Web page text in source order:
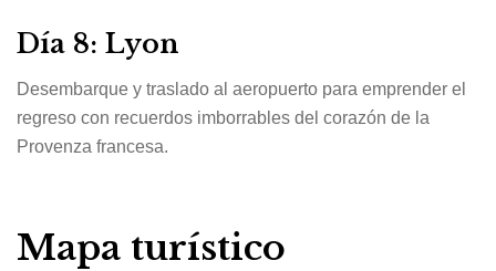
Día 8: Lyon
Desembarque y traslado al aeropuerto para emprender el
regreso con recuerdos imborrables del corazón de la
Provenza francesa.
Mapa turístico